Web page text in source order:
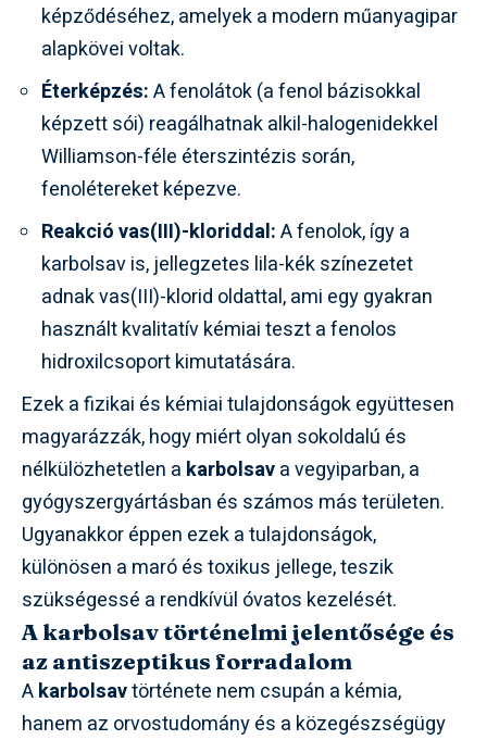
képződéséhez, amelyek a modern műanyagipar
alapkövei voltak.
Éterképzés:A fenolátok (a fenol bázisokkal
képzett sói) reagálhatnak alkil-halogenidekkel
Williamson-féle éterszintézis során,
fenolétereket képezve.
Reakció vas(III)-kloriddal:A fenolok, így a
karbolsav is, jellegzetes lila-kék színezetet
adnak vas(III)-klorid oldattal, ami egy gyakran
használt kvalitatív kémiai teszt a fenolos
hidroxilcsoport kimutatására.
Ezek a fizikai és kémiai tulajdonságok együttesen
magyarázzák, hogy miért olyan sokoldalú és
nélkülözhetetlen a karbolsava vegyiparban, a
gyógyszergyártásban és számos más területen.
Ugyanakkor éppen ezek a tulajdonságok,
különösen a maró és toxikus jellege, teszik
szükségessé a rendkívül óvatos kezelését.
A karbolsav történelmi jelentősége és
az antiszeptikus forradalom
Akarbolsavtörténete nem csupán a kémia,
hanem az orvostudomány és a közegészségügy